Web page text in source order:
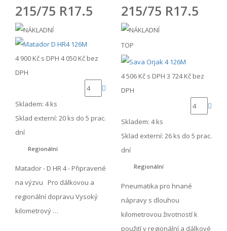
215/75 R17.5
4 900 Kč s DPH 4 050 Kč bez
DPH
Skladem: 4 ks
Sklad externí: 20 ks do 5 prac.
dní
Regionální
Matador - D HR 4 - Připravené
na výzvu Pro dálkovou a
regionální dopravu Vysoký
kilometrový …
215/75 R17.5
TOP
4 506 Kč s DPH 3 724 Kč bez
DPH
Skladem: 4 ks
Sklad externí: 26 ks do 5 prac.
dní
Regionální
Pneumatika pro hnané
nápravy s dlouhou
kilometrovou životností k
použití v regionální a dálkové